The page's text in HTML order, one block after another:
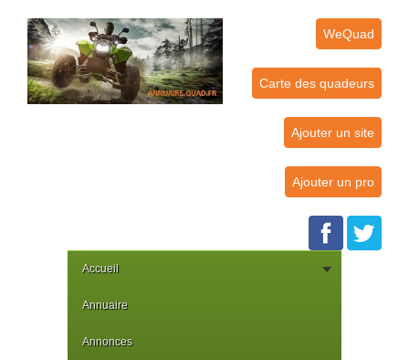
WeQuad
Carte des quadeurs
Ajouter un site
Ajouter un pro
Accueil
Annuaire
Annonces